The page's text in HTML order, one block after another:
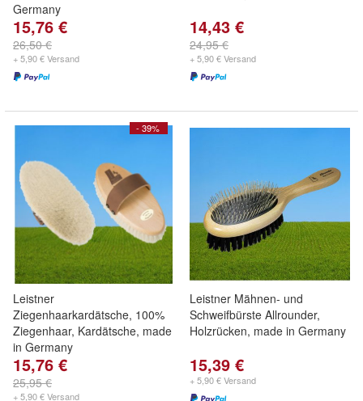
Germany
15,76 €
26,50 €
+ 5,90 € Versand
14,43 €
24,95 €
+ 5,90 € Versand
- 39%
Leistner
Ziegenhaarkardätsche, 100%
Ziegenhaar, Kardätsche, made
in Germany
15,76 €
25,95 €
+ 5,90 € Versand
Leistner Mähnen- und
Schweifbürste Allrounder,
Holzrücken, made in Germany
15,39 €
+ 5,90 € Versand